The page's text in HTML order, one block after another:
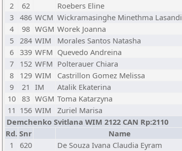
2
62 Roebers Eline
3 486 WCM Wickramasinghe Minethma Lasandi
4
98 WGM Worek Joanna
5 284 WIM Morales Santos Natasha
6 339 WFM Quevedo Andreina
7
152 WFM Polterauer Chiara
8
129 WIM Castrillon Gomez Melissa
9
21 IM Atalik Ekaterina
10 83 WGM Toma Katarzyna
11 156 WIM Zuriel Marisa
Demchenko Svitlana WIM 2122 CAN Rp:2110
Rd. Snr Name
1
620 De Souza Ivana Claudia Eyram